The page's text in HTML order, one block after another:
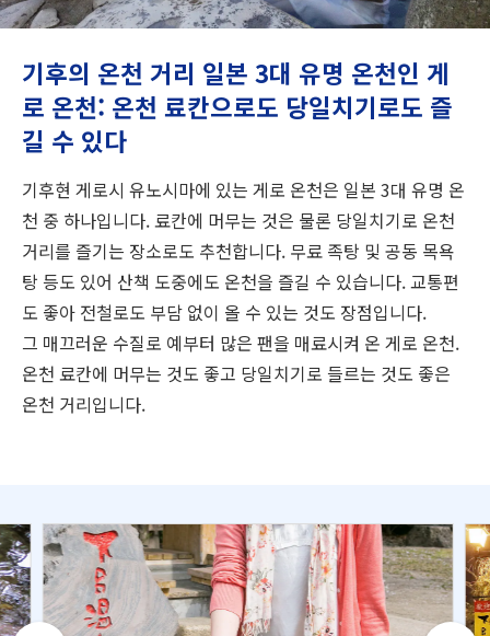
기후의 온천 거리 일본 3대 유명 온천인 게
로 온천: 온천 료칸으로도 당일치기로도 즐
길 수 있다
기후현 게로시 유노시마에 있는 게로 온천은 일본 3대 유명 온
천 중 하나입니다. 료칸에 머무는 것은 물론 당일치기로 온천
거리를 즐기는 장소로도 추천합니다. 무료 족탕 및 공동 목욕
탕 등도 있어 산책 도중에도 온천을 즐길 수 있습니다. 교통편
도 좋아 전철로도 부담 없이 올 수 있는 것도 장점입니다.
그 매끄러운 수질로 예부터 많은 팬을 매료시켜 온 게로 온천.
온천 료칸에 머무는 것도 좋고 당일치기로 들르는 것도 좋은
온천 거리입니다.